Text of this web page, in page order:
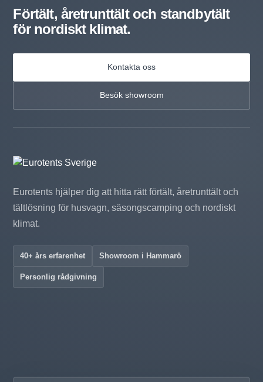
Förtält, åretrunttält och standbytält
för nordiskt klimat.
Kontakta oss
Besök showroom
Eurotents hjälper dig att hitta rätt förtält, åretrunttält och
tältlösning för husvagn, säsongscamping och nordiskt
klimat.
40+ års erfarenhet Showroom i Hammarö
Personlig rådgivning